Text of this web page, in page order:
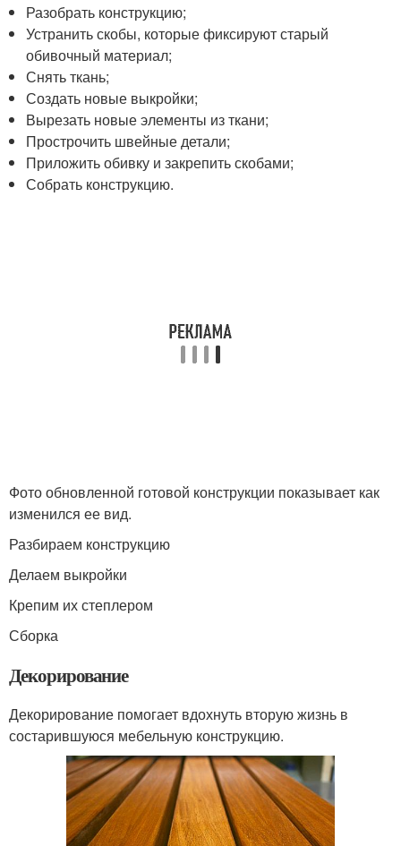
Разобрать конструкцию;
Устранить скобы, которые фиксируют старый
обивочный материал;
Снять ткань;
Создать новые выкройки;
Вырезать новые элементы из ткани;
Прострочить швейные детали;
Приложить обивку и закрепить скобами;
Собрать конструкцию.
Фото обновленной готовой конструкции показывает как
изменился ее вид.
Разбираем конструкцию
Делаем выкройки
Крепим их степлером
Сборка
Декорирование
Декорирование помогает вдохнуть вторую жизнь в
состарившуюся мебельную конструкцию.